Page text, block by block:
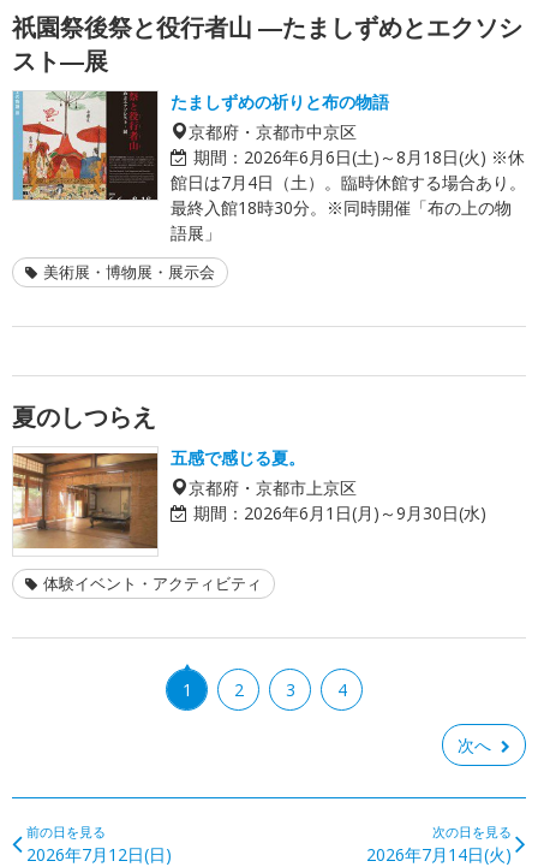
祇園祭後祭と役行者山 ―たましずめとエクソシ
スト―展
たましずめの祈りと布の物語
京都府・京都市中京区
期間： 2026年6月6日(土)～8月18日(火) ※休
館日は7月4日（土）。臨時休館する場合あり。
最終入館18時30分。※同時開催「布の上の物
語展」
美術展・博物展・展示会
夏のしつらえ
五感で感じる夏。
京都府・京都市上京区
期間： 2026年6月1日(月)～9月30日(水)
体験イベント・アクティビティ
1 2 3 4
次へ
前の日を見る
2026年7月12日(日)
次の日を見る
2026年7月14日(火)